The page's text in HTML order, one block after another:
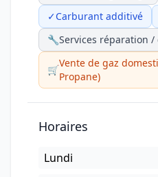
✓Carburant additivé
🔧Services réparation
🛒
Vente de gaz
Propane)
Horaires
Lundi